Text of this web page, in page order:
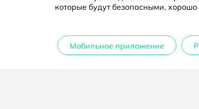
которые будут безопасными, хорошо
Мобильное приложение